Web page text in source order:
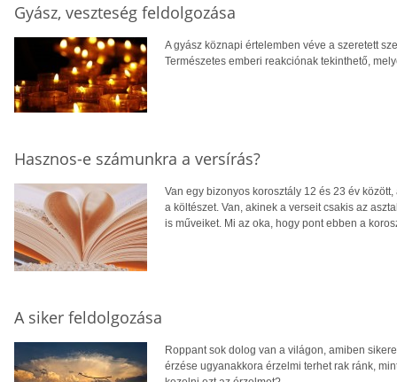
Gyász, veszteség feldolgozása
A gyász köznapi értelemben véve a szeretett
Természetes emberi reakciónak tekinthető,
Hasznos-e számunkra a versírás?
Van egy bizonyos korosztály 12 és 23 év
a költészet. Van, akinek a verseit csakis az
is műveiket. Mi az oka, hogy pont ebben a
A siker feldolgozása
Roppant sok dolog van a világon, amiben
érzése ugyanakkora érzelmi terhet rak ránk,